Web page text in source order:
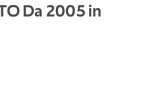
Da 2005 in